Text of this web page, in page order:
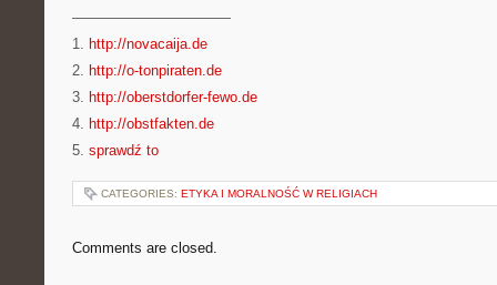
———————————
1. http://novacaija.de
2. http://o-tonpiraten.de
3. http://oberstdorfer-fewo.de
4. http://obstfakten.de
5. sprawdź to
CATEGORIES: ETYKA I MORALNOŚĆ W RELIGIACH
Comments are closed.